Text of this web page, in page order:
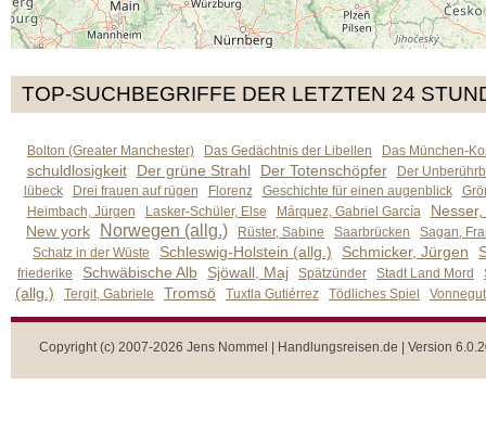
TOP-SUCHBEGRIFFE DER LETZTEN 24
Bolton (Greater Manchester) Das Gedächtnis der Libellen Das München-
schuldlosigkeit Der grüne Strahl Der Totenschöpfer
Der
lübeck
Drei frauen auf rügen Florenz Geschichte für einen augenblick
Heimbach, Jürgen
Lasker-Schüler, Else Márquez, Gabriel García
New york
Norwegen (allg.) Rüster, Sabine Saarbrücken
Sagan,
Schatz in der Wüste
Schleswig-Holstein (allg.) Schmicker, Jürgen
friederike Schwäbische Alb Sjöwall, Maj Spätzünder Stadt Land Mord
(allg.) Tergit, Gabriele Tromsö Tuxtla Gutiérrez Tödliches Spiel
Copyright (c) 2007-2026 Jens Nommel | Handlungsreisen.de | Version